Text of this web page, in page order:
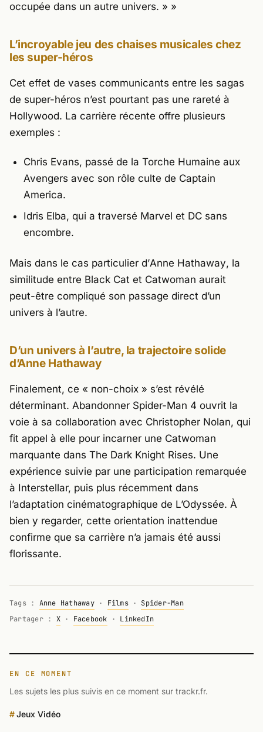
occupée dans un autre univers. » »
L’incroyable jeu des chaises musicales chez
les super-héros
Cet effet de vases communicants entre les sagas
de super-héros n’est pourtant pas une rareté à
Hollywood. La carrière récente offre plusieurs
exemples :
Chris Evans, passé de la Torche Humaine aux
Avengers avec son rôle culte de Captain
America.
Idris Elba, qui a traversé Marvel et DC sans
encombre.
Mais dans le cas particulier d’Anne Hathaway, la
similitude entre Black Cat et Catwoman aurait
peut-être compliqué son passage direct d’un
univers à l’autre.
D’un univers à l’autre, la trajectoire solide
d’Anne Hathaway
Finalement, ce « non-choix » s’est révélé
déterminant. Abandonner Spider-Man 4 ouvrit la
voie à sa collaboration avec Christopher Nolan, qui
fit appel à elle pour incarner une Catwoman
marquante dans The Dark Knight Rises. Une
expérience suivie par une participation remarquée
à Interstellar, puis plus récemment dans
l’adaptation cinématographique de L’Odyssée. À
bien y regarder, cette orientation inattendue
confirme que sa carrière n’a jamais été aussi
florissante.
Tags : Anne Hathaway· Films· Spider-Man
Partager : X· Facebook · LinkedIn
EN CE MOMENT
Les sujets les plus suivis en ce moment sur trackr.fr.
Jeux Vidéo